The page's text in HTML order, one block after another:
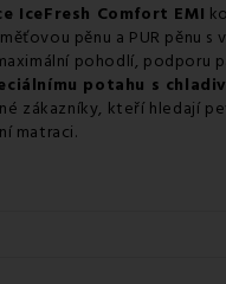
IceFresh Comfort EMI
pěnu a PUR pěnu s
pohodlí, podporu
potahu s
zákazníky, kteří hledají
matraci.